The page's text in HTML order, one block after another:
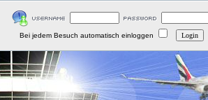
Bei jedem Besuch automatisch einloggen